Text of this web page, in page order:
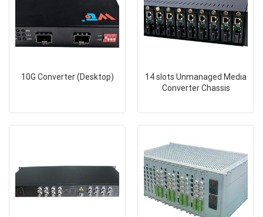
10G Converter (Desktop)
14 slots Unmanaged Media
Converter Chassis